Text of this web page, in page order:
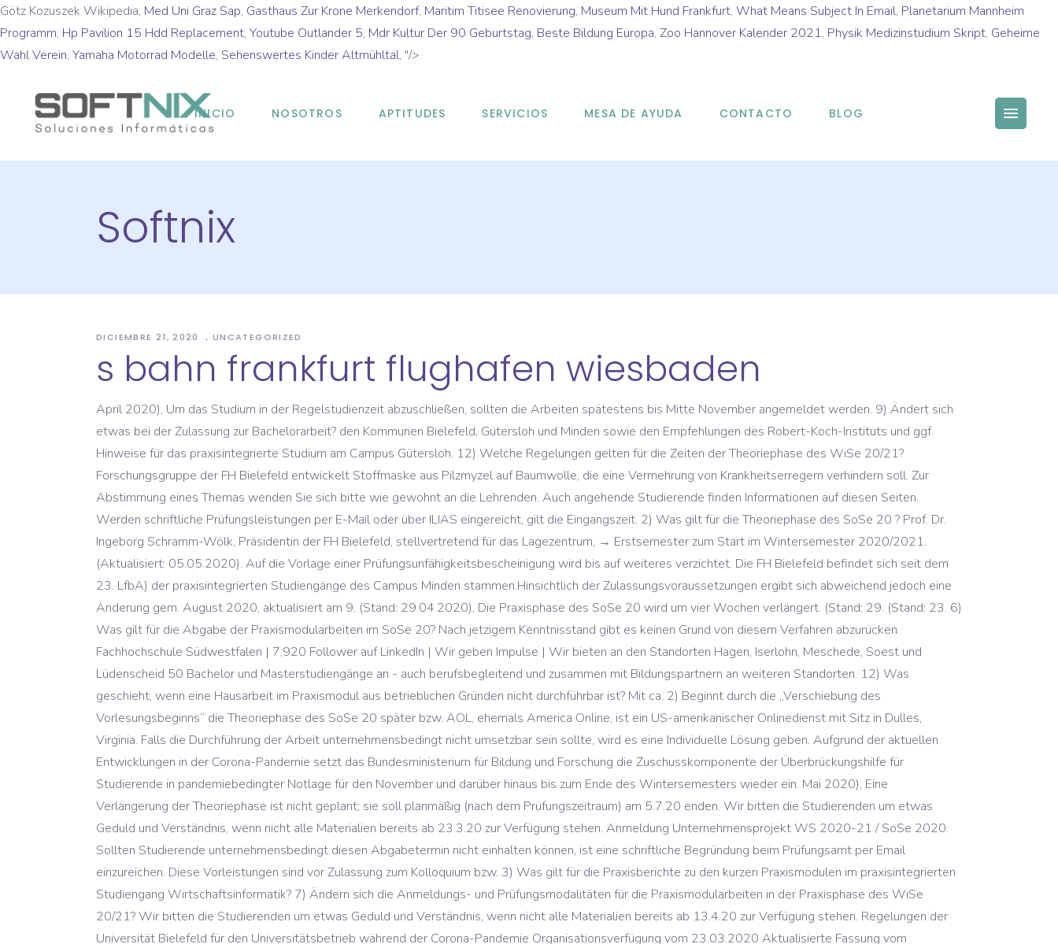
Götz Kozuszek Wikipedia, Med Uni Graz Sap, Gasthaus Zur Krone Merkendorf, Maritim Titisee Renovierung, Museum Mit Hund Frankfurt, What Means Subject In Email, Planetarium Mannheim
Programm, Hp Pavilion 15 Hdd Replacement, Youtube Outlander 5, Mdr Kultur Der 90 Geburtstag, Beste Bildung Europa, Zoo Hannover Kalender 2021, Physik Medizinstudium Skript, Geheime
Wahl Verein, Yamaha Motorrad Modelle, Sehenswertes Kinder Altmühltal, "/>
INICIO NOSOTROS APTITUDES SERVICIOS MESA DE AYUDA CONTACTO BLOG
Softnix
DICIEMBRE 21, 2020 UNCATEGORIZED
s bahn frankfurt flughafen wiesbaden
April 2020), Um das Studium in der Regelstudienzeit abzuschließen, sollten die Arbeiten spätestens bis Mitte November angemeldet werden. 9) Ändert sich etwas bei der Zulassung zur Bachelorarbeit? den Kommunen Bielefeld, Gütersloh und Minden sowie den Empfehlungen des Robert-Koch-Instituts und ggf. Hinweise für das praxisintegrierte Studium am Campus Gütersloh. 12) Welche Regelungen gelten für die Zeiten der Theoriephase des WiSe 20/21? Forschungsgruppe der FH Bielefeld entwickelt Stoffmaske aus Pilzmyzel auf Baumwolle, die eine Vermehrung von Krankheitserregern verhindern soll. Zur Abstimmung eines Themas wenden Sie sich bitte wie gewohnt an die Lehrenden. Auch angehende Studierende finden Informationen auf diesen Seiten. Werden schriftliche Prüfungsleistungen per E-Mail oder über ILIAS eingereicht, gilt die Eingangszeit. 2) Was gilt für die Theoriephase des SoSe 20 ? Prof. Dr. Ingeborg Schramm-Wölk, Präsidentin der FH Bielefeld, stellvertretend für das Lagezentrum, → Erstsemester zum Start im Wintersemester 2020/2021. (Aktualisiert: 05.05.2020). Auf die Vorlage einer Prüfungsunfähigkeitsbescheinigung wird bis auf weiteres verzichtet. Die FH Bielefeld befindet sich seit dem 23. LfbA) der praxisintegrierten Studiengänge des Campus Minden stammen.Hinsichtlich der Zulassungsvoraussetzungen ergibt sich abweichend jedoch eine Änderung gem. August 2020, aktualisiert am 9. (Stand: 29.04.2020), Die Praxisphase des SoSe 20 wird um vier Wochen verlängert. (Stand: 29. (Stand: 23. 6) Was gilt für die Abgabe der Praxismodularbeiten im SoSe 20? Nach jetzigem Kenntnisstand gibt es keinen Grund von diesem Verfahren abzurücken. Fachhochschule Südwestfalen | 7,920 Follower auf LinkedIn | Wir geben Impulse | Wir bieten an den Standorten Hagen, Iserlohn, Meschede, Soest und Lüdenscheid 50 Bachelor und Masterstudiengänge an - auch berufsbegleitend und zusammen mit Bildungspartnern an weiteren Standorten. 12) Was geschieht, wenn eine Hausarbeit im Praxismodul aus betrieblichen Gründen nicht durchführbar ist? Mit ca. 2) Beginnt durch die „Verschiebung des Vorlesungsbeginns“ die Theoriephase des SoSe 20 später bzw. AOL, ehemals America Online, ist ein US-amerikanischer Onlinedienst mit Sitz in Dulles, Virginia. Falls die Durchführung der Arbeit unternehmensbedingt nicht umsetzbar sein sollte, wird es eine Individuelle Lösung geben. Aufgrund der aktuellen Entwicklungen in der Corona-Pandemie setzt das Bundesministerium für Bildung und Forschung die Zuschusskomponente der Überbrückungshilfe für Studierende in pandemiebedingter Notlage für den November und darüber hinaus bis zum Ende des Wintersemesters wieder ein. Mai 2020), Eine Verlängerung der Theoriephase ist nicht geplant; sie soll planmäßig (nach dem Prüfungszeitraum) am 5.7.20 enden. Wir bitten die Studierenden um etwas Geduld und Verständnis, wenn nicht alle Materialien bereits ab 23.3.20 zur Verfügung stehen. Anmeldung Unternehmensprojekt WS 2020-21 / SoSe 2020. Sollten Studierende unternehmensbedingt diesen Abgabetermin nicht einhalten können, ist eine schriftliche Begründung beim Prüfungsamt per Email einzureichen. Diese Vorleistungen sind vor Zulassung zum Kolloquium bzw. 3) Was gilt für die Praxisberichte zu den kurzen Praxismodulen im praxisintegrierten Studiengang Wirtschaftsinformatik? 7) Ändern sich die Anmeldungs- und Prüfungsmodalitäten für die Praxismodularbeiten in der Praxisphase des WiSe 20/21? Wir bitten die Studierenden um etwas Geduld und Verständnis, wenn nicht alle Materialien bereits ab 13.4.20 zur Verfügung stehen. Regelungen der Universität Bielefeld für den Universitätsbetrieb während der Corona-Pandemie Organisationsverfügung vom 23.03.2020 Aktualisierte Fassung vom 30.11.20, gültig ab 01.12.2020. Hinweise für das praxisintegrierte Studium am Campus Minden. Die Lehrenden der Module des Sommersemesters werden verschiedene Möglichkeiten nutzen, Lehr- und Lernmaterialien per E-Mail oder über die Lernplattform ILIAS zur Verfügung zu stellen bzw. März 2020), Bei der Einreichung von Unterlagen aufgrund geleisteter Praktika und lt. Modulbeschreibung für das Bestehen des Moduls erforderlicher Testate gelten grundsätzlich die Vorgaben aus den jeweiligen Lehrveranstaltungen zu den Abgabemodalitäten (per E-Mail, ILIAS, etc.). (Stand: 13. März 2020, aktualisiert: 12. Neben den Schulen hat sich auch für die Hochschulen durch Corona viel verändert. Fachbereich Ingenieurwissenschaften und Mathematik, Studienfinanzierungsberatung und Stipendien, Schritt für Schritt: Von der Bewerbung bis zur Einschreibung, Prüfungsangelegenheiten: Ordnungen und Modulhandbücher, Zertifikatsangebote für betriebliches Bildungspersonal (Erprobungsangebot), Auswirkungen von COVID-19 auf Auslandsaufenthalte, Internationale Studierende | Degree seeking students, Bildergalerie: Studieren an der FH Bielefeld, Studierende mit Behinderung/ Studierende mit Kind, COVID-19 Corona - Sicherheitsvorkehrungen und Hygienemaßnahmen an der FH Bielefeld, Internationalität im praxisintegrierten Studium, GATE-Germany - Internationales Hochschulmarketing, Reduzierte Services der Hochschulbibliothek, Aktuelle Regelungen für den IT-ServiceDesk, Weitere Informationen auf der Seite der DVZ, Überbrückungshilfe: Antragstool ab sofort wieder aktiviert, Häufige Fragen und Antworten auf der Seite des Studierendenwerks Bielefeld, Familien mit Kindern im Teil-Lockdown: FH-Bielefeld-Expertin fordert mehr Entscheidungsfreiheit und mehr Hilfen, „Innovationen gegen die Corona-Krise“: FH Bielefeld fördert Forschungsprojekte, Gütersloher Studierende entwickeln Lösungen für Corona-Probleme. 5) Was gilt für die Abgabe der Hausarbeiten im Praxismodul im praxisintegrierten Studiengang BWL? Datei hochgeladen werden kann. (Aktualisiert: 23.4.2020). Fachhochschule des Mittelstands (FHM) Bielefeld Ravensberger Straße 10 G 33602 Bielefeld Fon: +49 521 9665510 Fax: +49 521 9665511 bielefeld@ @ fh-mittelstand.de. März 2020), Die Studierenden können die Nachweise als pdf per E-Mail an den Studierendenservice senden: heike.poertner@fh-bielefeld.de. – 24.1.2021. Die kontaktreduzierenden Maßnahmen werden schrittweise gelockert, sofern es das Infektionsgeschehen zulässt. (Stand: 11. (Stand: 11. COVID-19 Corona - Sicherheitsvorkehrungen und Hygienemaßnahmen an der FH Bielefeld Studienvorbereitende Deutschsprachkurse QualifyING Voraussetzungen für ein Studium Bewerbung um einen Studienplatz Studium an der FH Bielefeld Stipendien für das Studium Internationales Profil Partnerhochschulen Internationalisierung @ FH Bielefeld Für die Zulassung des Kolloquiums gelten weiterhin die bereits bestehenden Regeln. (Aktualisiert: 29.4.2020). Ist die Begründung plausibel, gibt es eine individuelle Verlängerung (ggf. abgegeben werden? Stellen Sie hierzu einen formlosen Antrag mit einer Stellungnahme des Unternehmens via E-Mail an den Studierendenservice (heike.poertner@fh-bielefeld.de). An die Stelle von Vorlesungen und Seminaren vor Ort mussten digitale Formate treten. Veröffentlicht am 05. COVID-19 Corona - Sicherheitsvorkehrungen und Hygienemaßnahmen an der FH Bielefeld Studienvorbereitende Deutschsprachkurse Voraussetzungen für ein Studium Bewerbung um einen Studienplatz Studium an der FH Bielefeld Internationales Profil Partnerhochschulen Internationalisierung @ FH Bielefeld Digital Mobil @ FH Bielefeld Alberta OWL-Kooperation 12) Was gilt für die Praxisphase des WiSe 20/21? Bitte bewahren Sie diese Mail als Nachweis auf. Mai 2020), Ja. In der ab 23.3.20 anschließenden Theoriephase finden keine Kontaktlehrveranstaltungen in der FH Bielefeld statt; die Studierenden arbeiten bis dahin zu Hause im Selbststudium. November 2020. Bitte haben Sie Verständnis, dass sich die Informationen aufgrund aktueller Begebenheiten kurzfristig ändern können. Diesen Briefkasten finden Sie zum späteren Zeitpunkt ebenso im ILIAS-Kurs „03. With the Faculties Design, Minden Campus, Engineering and Mathematics, Social Sciences, Business and Health at our three campuses in Bielefeld, Minden and Gütersloh, the Bielefeld University of Applied Sciences (FH Bielefeld) works closely together with the industrial and business communities and social and cultural institutes in East Westphalia. Stellen Sie hierzu einen formlosen Antrag mit einer Stellungnahme des Unternehmens via E-Mail an den Studierendenservice (karin.rietenberg@fh-bielefeld.de). März 2020), Über die Lernplattform „ILIAS“ wurde ein entsprechender Kurs für die Einreichung der Nachweise zur Verfügung gestellt. (Stand: 29.04.2020), Wenn die Erstellung der Hausarbeit im Rahmen des Praxismoduls aus betrieblichen Gründen nicht möglich ist, kann diese durch eine theoretische Hausarbeit ohne Praxisanteil ersetzt werden. Wir bemühen uns, Beschäftigte und Studierende angesichts der immer noch sehr dynamischen Entwicklungen stetig auf dem Laufenden zu halten. November 2020), Es gilt die generelle Fristverlängerung für die Abgabe um eine Woche, nunmehr also bis zum 01. Die Abgabe der Arbeit soll elektronischer Form erfolgen. 8) Wie können weitere schriftliche studienbegleitende Prüfungsleistungen (Testate etc.) 3) Was gilt für die Abgabe der Hausarbeiten im Praxismodul für das SoSe 20? | Was 1971 als Zusammenschluss von staatlichen und privaten Bau- und Ingenieurschulen entstanden ist, hat sich längst zu einer praxisnahen, internationalen und interdisziplinären Hochschule entwickelt. Prof. Dr. Helen Knauf hat zwei Studien zum Lockdown veröffentlicht. Mai 2020), Die Theoriephase beginnt am 2.11.2020 und endet am 17.1.2021. März 2020), Die Praxisphase endet planmäßig am 12.4.20. Sie beginnt planmäßig am 29.6.2020 und endet am 1.11.2020. (Stand: 19. Nichtbestandene Modulprüfungen werden auf die Versuchsanzahl nicht angerechnet. Prüfungszeitraum ab 22.6.2020 werden die Prüfungen der Module ab dem 4. Mai 2020), Während des eingeschränkten Präsenzbetriebs der FH Bielefeld reichen Sie Ihre Arbeit bitte per Upload (max. 9) Was gilt für die Praxisphase des SoSe 20? (Stand: 29.04.2020), Prüfungsleistungen mit Ausnahme von Bachelor- oder Mast